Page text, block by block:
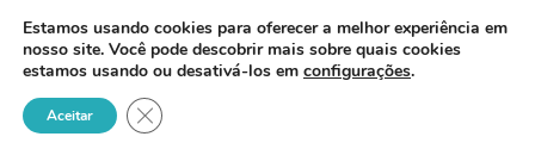
Estamos usando cookies para oferecer a melhor experiência em
nosso site. Você pode descobrir mais sobre quais cookies
estamos usando ou desativá-los em configurações.
Aceitar Close GDPR Cookie Banner